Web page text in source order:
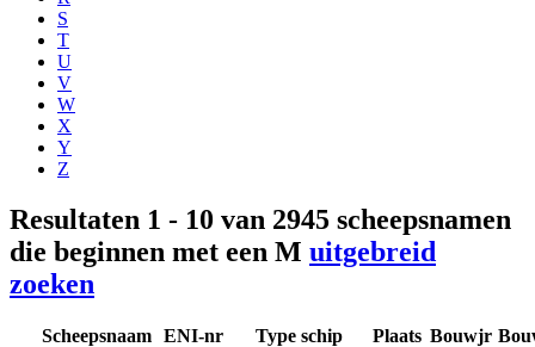
S
T
U
V
W
X
Y
Z
Resultaten 1 - 10 van 2945 scheepsnamen
die beginnen met een M uitgebreid
zoeken
Scheepsnaam ENI-nr Type schip Plaats Bouwjr